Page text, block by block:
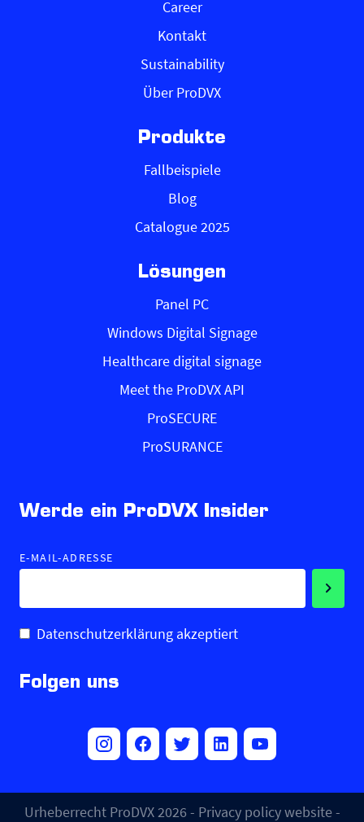
Career
Kontakt
Sustainability
Über ProDVX
Produkte
Fallbeispiele
Blog
Catalogue 2025
Lösungen
Panel PC
Windows Digital Signage
Healthcare digital signage
Meet the ProDVX API
ProSECURE
ProSURANCE
Werde ein ProDVX Insider
E-MAIL-ADRESSE
Datenschutzerklärung akzeptiert
Folgen uns
Urheberrecht ProDVX 2026 - Privacy policy website-